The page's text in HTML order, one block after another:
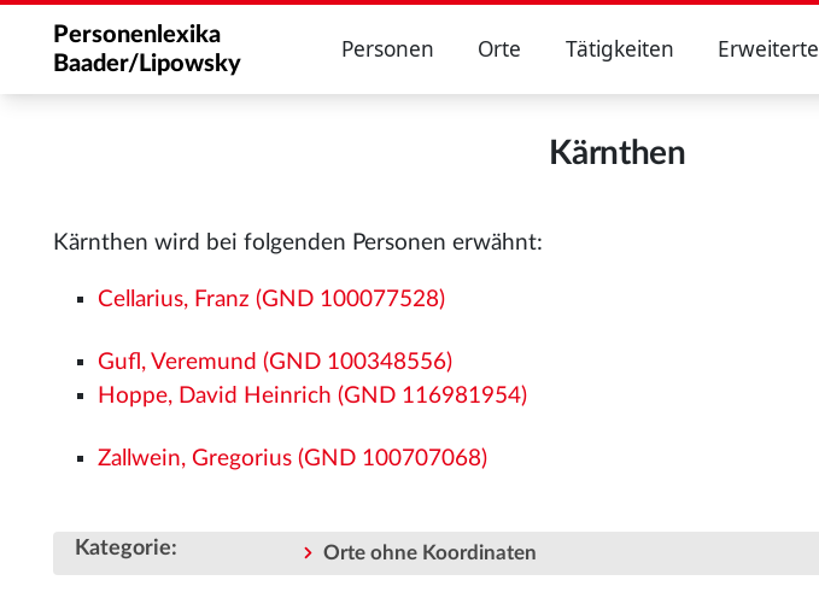
Personenlexika
Baader/Lipowsky
Personen Orte Tätigkeiten
Kärnthen
Kärnthen wird bei folgenden Personen erwähnt:
Cellarius, Franz (GND 100077528)
Gufl, Veremund (GND 100348556)
Hoppe, David Heinrich (GND 116981954)
Zallwein, Gregorius (GND 100707068)
Kategorie: Orte ohne Koordinaten